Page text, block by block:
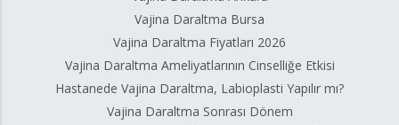
Vajina Daraltma Bursa
Vajina Daraltma Fiyatları 2026
Vajina Daraltma Ameliyatlarının Cinselliğe Etkisi
Hastanede Vajina Daraltma, Labioplasti Yapılır mı?
Vajina Daraltma Sonrası Dönem